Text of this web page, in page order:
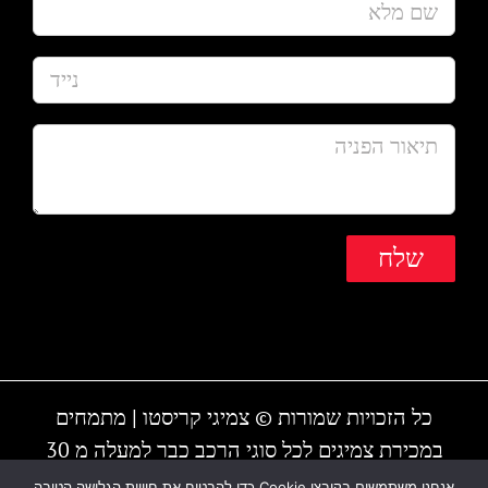
כל הזכויות שמורות © צמיגי קריסטו | מתמחים
במכירת צמיגים לכל סוגי הרכב כבר למעלה מ 30
שנה | המקום עובד גם בשבת | חייגו - 1-700-700-